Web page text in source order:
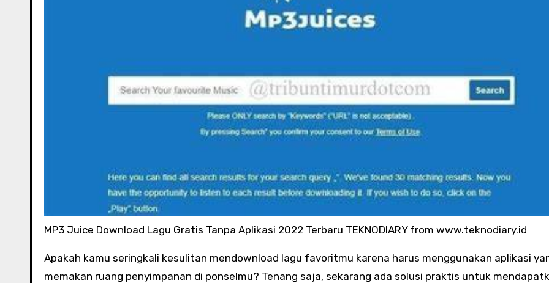
MP3 Juice Download Lagu Gratis Tanpa Aplikasi 2022 Terbaru TEKNODIARY from www.teknodiary.id
Apakah kamu seringkali kesulitan mendownload lagu favoritmu karena harus menggunakan aplikasi yang
memakan ruang penyimpanan di ponselmu? Tenang saja, sekarang ada solusi praktis untuk